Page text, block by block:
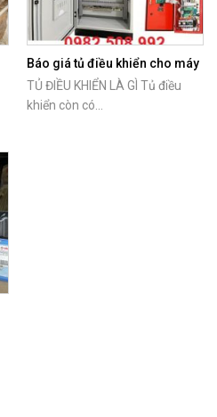
Báo giá tủ điều khiển cho máy
bơm nước
TỦ ĐIỀU KHIỂN LÀ GÌ Tủ điều
khiển còn có...